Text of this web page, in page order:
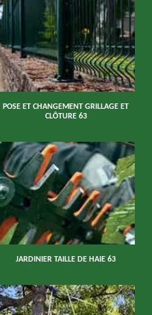
POSE ET CHANGEMENT GRILLAGE ET
CLÔTURE 63
JARDINIER TAILLE DE HAIE 63